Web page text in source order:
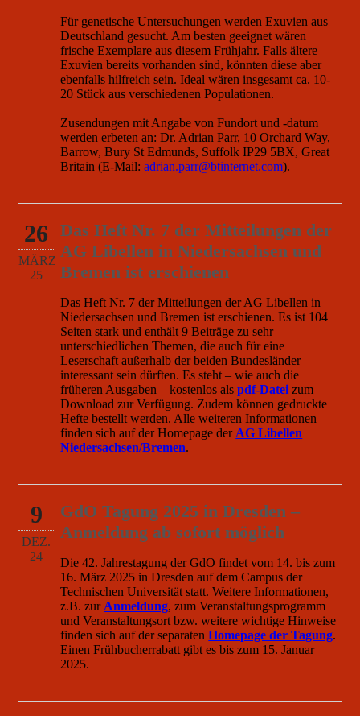
Für genetische Untersuchungen werden Exuvien aus
Deutschland gesucht. Am besten geeignet wären
frische Exemplare aus diesem Frühjahr. Falls ältere
Exuvien bereits vorhanden sind, könnten diese aber
ebenfalls hilfreich sein. Ideal wären insgesamt ca. 10-
20 Stück aus verschiedenen Populationen.
Zusendungen mit Angabe von Fundort und -datum
werden erbeten an: Dr. Adrian Parr, 10 Orchard Way,
Barrow, Bury St Edmunds, Suffolk IP29 5BX, Great
Britain (E-Mail:adrian.parr@btinternet.com).
26
MÄRZ
25
Das Heft Nr. 7 der Mitteilungen der
AG Libellen in Niedersachsen und
Bremen ist erschienen
Das Heft Nr. 7 der Mitteilungen der AG Libellen in
Niedersachsen und Bremen ist erschienen. Es ist 104
Seiten stark und enthält 9 Beiträge zu sehr
unterschiedlichen Themen, die auch für eine
Leserschaft außerhalb der beiden Bundesländer
interessant sein dürften. Es steht – wie auch die
früheren Ausgaben – kostenlos alspdf-Datei zum
Download zur Verfügung. Zudem können gedruckte
Hefte bestellt werden. Alle weiteren Informationen
finden sich auf der Homepage der AG Libellen
Niedersachsen/Bremen.
9
DEZ.
24
GdO Tagung 2025 in Dresden –
Anmeldung ab sofort möglich
Die 42. Jahrestagung der GdO findet vom 14. bis zum
16. März 2025 in Dresden auf dem Campus der
Technischen Universität statt. Weitere Informationen,
z.B. zur Anmeldung, zum Veranstaltungsprogramm
und Veranstaltungsort bzw. weitere wichtige Hinweise
finden sich auf der separatenHomepage der Tagung.
Einen Frühbucherrabatt gibt es bis zum 15. Januar
2025.